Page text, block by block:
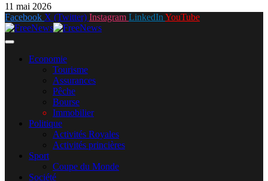
11 mai 2026
Facebook X (Twitter) Instagram LinkedIn YouTube
Economie
Tourisme
Assurances
Pêche
Bourse
Immobilier
Politique
Activités Royales
Activités princières
Sport
Coupe du Monde
Société